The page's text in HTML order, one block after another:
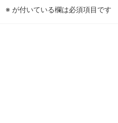
※ が付いている欄は必須項目です